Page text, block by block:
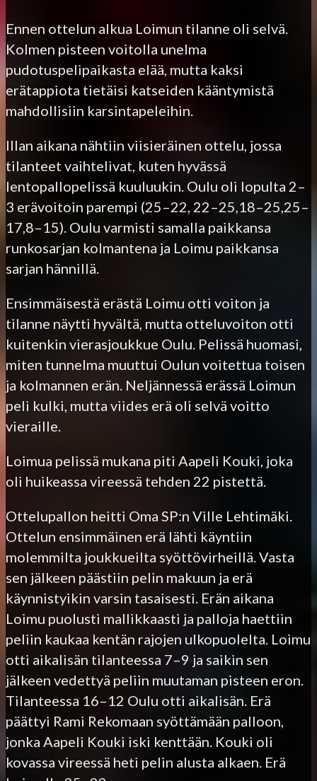
Ennen ottelun alkua Loimun tilanne oli selvä.
Kolmen pisteen voitolla unelma
pudotuspelipaikasta elää, mutta kaksi
erätappiota tietäisi katseiden kääntymistä
mahdollisiin karsintapeleihin.
Illan aikana nähtiin viisieräinen ottelu, jossa
tilanteet vaihtelivat, kuten hyvässä
lentopallopelissä kuuluukin. Oulu oli lopulta 2–
3 erävoitoin parempi (25–22, 22–25,18–25,25–
17,8–15). Oulu varmisti samalla paikkansa
runkosarjan kolmantena ja Loimu paikkansa
sarjan hännillä.
Ensimmäisestä erästä Loimu otti voiton ja
tilanne näytti hyvältä, mutta otteluvoiton otti
kuitenkin vierasjoukkue Oulu. Pelissä huomasi,
miten tunnelma muuttui Oulun voitettua toisen
ja kolmannen erän. Neljännessä erässä Loimun
peli kulki, mutta viides erä oli selvä voitto
vieraille.
Loimua pelissä mukana piti Aapeli Kouki, joka
oli huikeassa vireessä tehden 22 pistettä.
Ottelupallon heitti Oma SP:n Ville Lehtimäki.
Ottelun ensimmäinen erä lähti käyntiin
molemmilta joukkueilta syöttövirheillä. Vasta
sen jälkeen päästiin pelin makuun ja erä
käynnistyikin varsin tasaisesti. Erän aikana
Loimu puolusti mallikkaasti ja palloja haettiin
peliin kaukaa kentän rajojen ulkopuolelta. Loimu
otti aikalisän tilanteessa 7–9 ja saikin sen
jälkeen vedettyä peliin muutaman pisteen eron.
Tilanteessa 16–12 Oulu otti aikalisän. Erä
päättyi Rami Rekomaan syöttämään palloon,
jonka Aapeli Kouki iski kenttään. Kouki oli
kovassa vireessä heti pelin alusta alkaen. Erä